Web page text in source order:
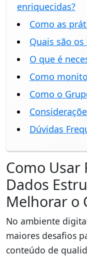
enriquecidas?
Como as
Quais são
O que é
Como
Como o
Dúvidas
Como Usar
Dados
Melhorar o
No ambiente
maiores desafios
conteúdo de